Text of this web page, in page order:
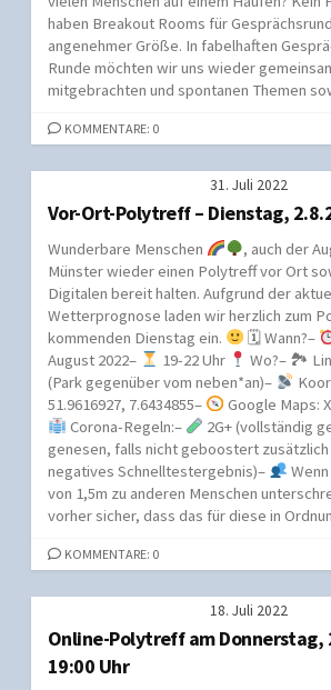
haben Breakout Rooms für
angenehmer Größe. In fabelhaften
Runde möchten wir uns wieder
mitgebrachten und spontanen Themen
KOMMENTARE: 0
31. Juli 2022
Vor-Ort-Polytreff – Dienstag,
Wunderbare Menschen
, auch der
Münster wieder einen Polytreff vor Ort
Digitalen bereit halten. Aufgrund der
Wetterprognose laden wir herzlich zum
kommenden Dienstag ein.
🗓 Wann?–
August 2022–
19-22 Uhr
Wo?– 🏞
(Park gegenüber vom neben*an)–
51.9616927, 7.6434855–
Google Maps:
Corona-Regeln:–
2G+ (vollständig
genesen, falls nicht geboostert
negatives Schnelltestergebnis)–
von 1,5m zu anderen Menschen
vorher sicher, dass das für diese in
KOMMENTARE: 0
18. Juli 2022
Online-Polytreff am Donnerstag,
19:00 Uhr